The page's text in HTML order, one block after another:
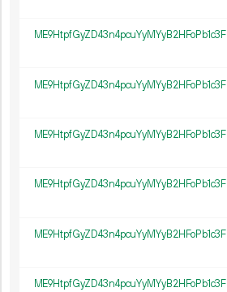
ME9HtpfGyZD43n4pcuYyMYyB2HFoPb1c3F
ME9HtpfGyZD43n4pcuYyMYyB2HFoPb1c3F
ME9HtpfGyZD43n4pcuYyMYyB2HFoPb1c3F
ME9HtpfGyZD43n4pcuYyMYyB2HFoPb1c3F
ME9HtpfGyZD43n4pcuYyMYyB2HFoPb1c3F
ME9HtpfGyZD43n4pcuYyMYyB2HFoPb1c3F